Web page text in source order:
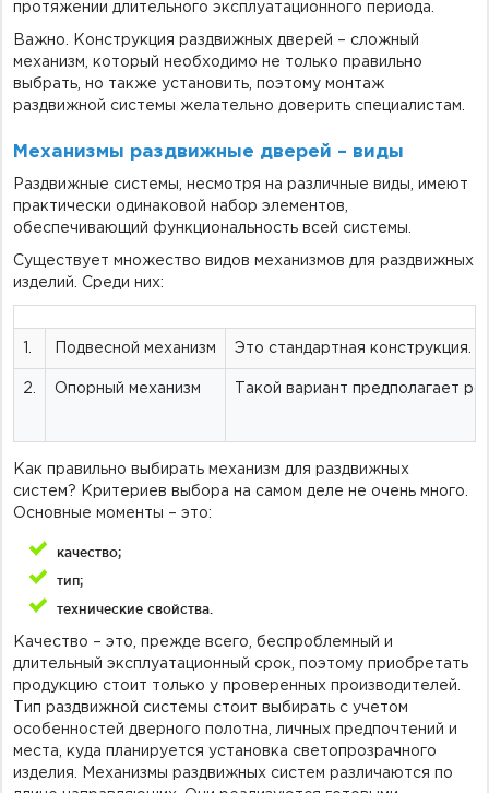
протяжении длительного эксплуатационного периода.
Важно. Конструкция раздвижных дверей – сложный
механизм, который необходимо не только правильно
выбрать, но также установить, поэтому монтаж
раздвижной системы желательно доверить специалистам.
Механизмы раздвижные дверей – виды
Раздвижные системы, несмотря на различные виды, имеют
практически одинаковой набор элементов,
обеспечивающий функциональность всей системы.
Существует множество видов механизмов для раздвижных
изделий. Среди них:
Подвесной механизм Это стандартная конструкция.
2. Опорный механизм Такой вариант предполагает
Как правильно выбирать механизм для раздвижных
систем? Критериев выбора на самом деле не очень много.
Основные моменты – это:
качество;
тип;
технические свойства.
Качество – это, прежде всего, беспроблемный и
длительный эксплуатационный срок, поэтому приобретать
продукцию стоит только у проверенных производителей.
Тип раздвижной системы стоит выбирать с учетом
особенностей дверного полотна, личных предпочтений и
места, куда планируется установка светопрозрачного
изделия. Механизмы раздвижных систем различаются по